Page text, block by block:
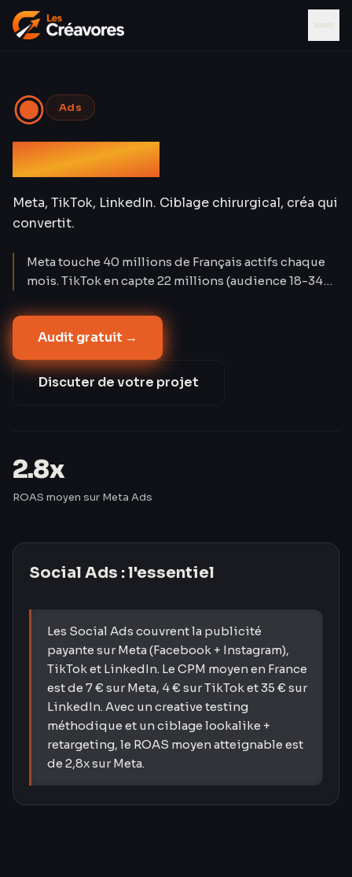
◉ Ads
Social Ads
Meta, TikTok, LinkedIn. Ciblage chirurgical, créa qui
convertit.
Meta touche 40 millions de Français actifs chaque
mois. TikTok en capte 22 millions (audience 18-34
Social Ads créent la demande là où Google Ads la
capture. Nos campagnes atteignent un CPA réduit
de 42 % après 60 jours d'optimisation.
Audit gratuit →
Discuter de votre projet
2.8x
ROAS moyen sur Meta Ads
Social Ads : l'essentiel
Les Social Ads couvrent la publicité
payante sur Meta (Facebook + Instagram),
TikTok et LinkedIn. Le CPM moyen en France
est de 7 € sur Meta, 4 € sur TikTok et 35 € sur
LinkedIn. Avec un creative testing
méthodique et un ciblage lookalike +
retargeting, le ROAS moyen atteignable est
de 2,8x sur Meta.